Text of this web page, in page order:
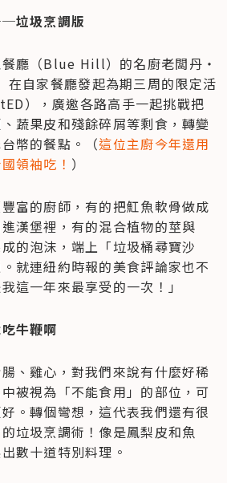
垃圾烹調版
餐廳（Blue Hill）的名廚老闆丹‧
自家餐廳發起為期三周的限定活
），廣邀各路高手一起挑戰把
蔬果皮和殘餘碎屑等剩食，轉變
幣的餐點。（這位主廚今年還用
領袖吃！ ）
富的廚師，有的把魟魚軟骨做成
漢堡裡，有的混合植物的莖與
的泡沫，端上「垃圾桶尋寶沙
就連紐約時報的美食評論家也不
這一年來最享受的一次！」
牛鞭啊
、雞心，對我們來說有什麼好稀
被視為「不能食用」的部位，可
。轉個彎想，這代表我們還有很
垃圾烹調術！像是鳳梨皮和魚
數十道特別料理。